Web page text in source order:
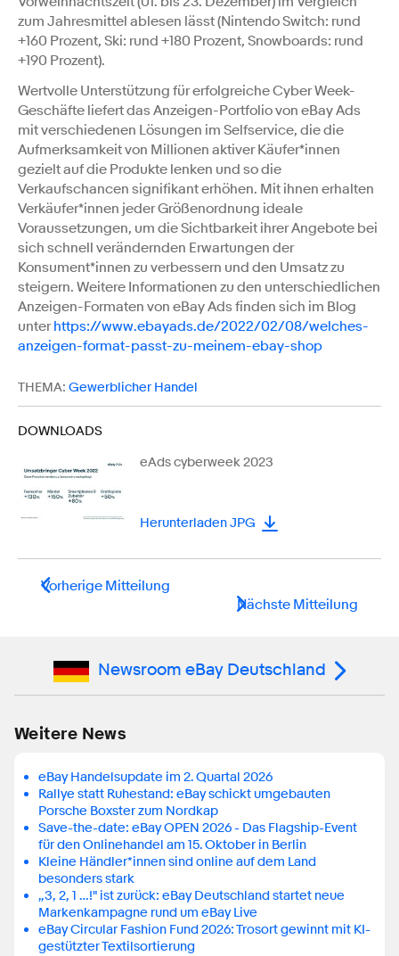
zum Jahresmittel ablesen lässt (Nintendo Switch: rund
+160 Prozent, Ski: rund +180 Prozent, Snowboards: rund
+190 Prozent).
Wertvolle Unterstützung für erfolgreiche Cyber Week-
Geschäfte liefert das Anzeigen-Portfolio von eBay Ads
mit verschiedenen Lösungen im Selfservice, die die
Aufmerksamkeit von Millionen aktiver Käufer*innen
gezielt auf die Produkte lenken und so die
Verkaufschancen signifikant erhöhen. Mit ihnen erhalten
Verkäufer*innen jeder Größenordnung ideale
Voraussetzungen, um die Sichtbarkeit ihrer Angebote bei
sich schnell verändernden Erwartungen der
Konsument*innen zu verbessern und den Umsatz zu
steigern. Weitere Informationen zu den unterschiedlichen
Anzeigen-Formaten von eBay Ads finden sich im Blog
unterhttps://www.ebayads.de/2022/02/08/welches-
anzeigen-format-passt-zu-meinem-ebay-shop
THEMA: Gewerblicher Handel
DOWNLOADS
eAds cyberweek 2023
Herunterladen JPG
Vorherige Mitteilung
Nächste Mitteilung
Newsroom eBay Deutschland
Weitere News
eBay Handelsupdate im 2. Quartal 2026
Rallye statt Ruhestand: eBay schickt umgebauten
Porsche Boxster zum Nordkap
Save-the-date: eBay OPEN 2026 - Das Flagship-Event
für den Onlinehandel am 15. Oktober in Berlin
Kleine Händler*innen sind online auf dem Land
besonders stark
„3, 2, 1 …!" ist zurück: eBay Deutschland startet neue
Markenkampagne rund um eBay Live
eBay Circular Fashion Fund 2026: Trosort gewinnt mit KI-
gestützter Textilsortierung